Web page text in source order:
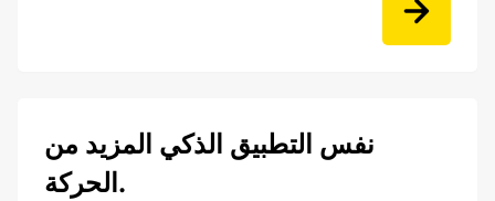
نفس التطبيق الذكي المزيد من
الحركة.